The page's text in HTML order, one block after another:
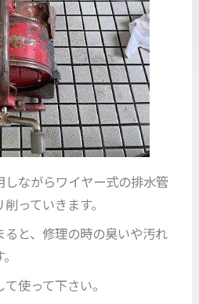
ながらワイヤー式の排水管
っていきます。
と、修理の時の臭いや汚れ
使って下さい。